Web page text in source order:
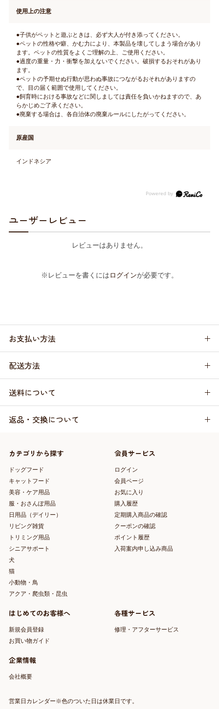
使用上の注意
●子供がペットと遊ぶときは、必ず大人が付き添ってください。
●ペットの性格や癖、かむ力により、本製品を壊してしまう場合があり
ます。ペットの性質をよくご理解の上、ご使用ください。
●過度の重量・力・衝撃を加えないでください。破損するおそれがあり
ます。
●ペットの予期せぬ行動が思わぬ事故につながるおそれがありますの
で、目の届く範囲で使用してください。
●飼育時における事故などに関しましては責任を負いかねますので、あ
らかじめご了承ください。
●廃棄する場合は、各自治体の廃棄ルールにしたがってください。
原産国
インドネシア
ユーザーレビュー
レビューはありません。
※レビューを書くにはログインが必要です。
お支払い方法
配送方法
送料について
返品・交換について
カテゴリから探す
ドッグフード
キャットフード
美容・ケア用品
服・おさんぽ用品
日用品（デイリー）
リビング雑貨
トリミング用品
シニアサポート
犬
猫
小動物・鳥
アクア・爬虫類・昆虫
会員サービス
ログイン
会員ページ
お気に入り
購入履歴
定期購入商品の確認
クーポンの確認
ポイント履歴
入荷案内申し込み商品
はじめてのお客様へ
新規会員登録
お買い物ガイド
各種サービス
修理・アフターサービス
企業情報
会社概要
営業日カレンダー※色のついた日は休業日です。